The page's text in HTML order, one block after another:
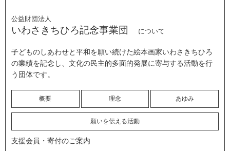
公益財団法人
いわさきちひろ記念事業団 について
子どものしあわせと平和を願い続けた絵本画家いわさきちひろ
の業績を記念し、文化の民主的多面的発展に寄与する活動を行
う団体です。
概要 理念 あゆみ
願いを伝える活動
支援会員・寄付のご案内